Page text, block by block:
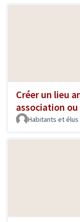
Créer un lieu
association
Habitants et